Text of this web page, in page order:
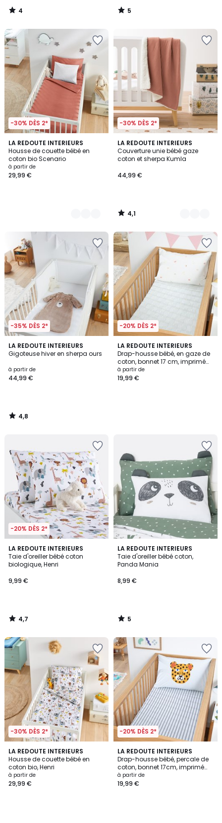
4
/
5
/
-30% DÈS 2*
LA REDOUTE INTERIEURS
Housse de couette bébé en
coton bio Scenario
à partir de
29,99 €
4
Couleurs
-30% DÈS 2*
LA REDOUTE INTERIEURS
Couverture unie bébé gaze
coton et sherpa Kumla
44,99 €
4,1
/ 5
5
Couleurs
4,1
/
-35% DÈS 2*
LA REDOUTE INTERIEURS
Gigoteuse hiver en sherpa ours
à partir de
44,99 €
4,8
/ 5
4,8
/
-20% DÈS 2*
LA REDOUTE INTERIEURS
Drap-housse bébé, en gaze de
coton, bonnet 17 cm, imprimé
planètes, DIEGO
à partir de
19,99 €
-20% DÈS 2*
LA REDOUTE INTERIEURS
Taie d'oreiller bébé coton
biologique, Henri
9,99 €
4,7
/ 5
4,7
/
LA REDOUTE INTERIEURS
Taie d'oreiller bébé coton,
Panda Mania
8,99 €
5
/
5
5
/
-30% DÈS 2*
LA REDOUTE INTERIEURS
Housse de couette bébé en
coton bio, Henri
à partir de
29,99 €
-20% DÈS 2*
LA REDOUTE INTERIEURS
Drap-housse bébé, percale de
coton, bonnet 17cm, imprimé
animaux, PETITE SAVANE
à partir de
19,99 €